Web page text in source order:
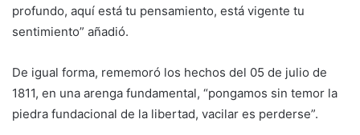
profundo, aquí está tu pensamiento, está vigente tu
sentimiento” añadió.
De igual forma, rememoró los hechos del 05 de julio de
1811, en una arenga fundamental, “pongamos sin temor la
piedra fundacional de la libertad, vacilar es perderse”.